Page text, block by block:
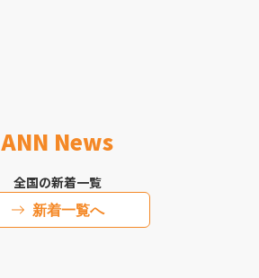
ANN News
全国の新着一覧
新着一覧へ